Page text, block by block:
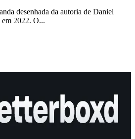
desenhada da autoria de Daniel
em 2022. O...